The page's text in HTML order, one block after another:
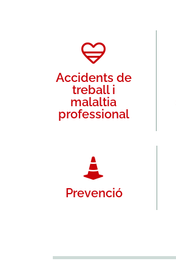
Accidents de
treball i
malaltia
professional
Prevenció